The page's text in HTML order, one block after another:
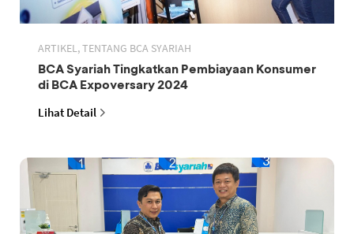
ARTIKEL, TENTANG BCA SYARIAH
BCA Syariah Tingkatkan Pembiayaan Konsumer
di BCA Expoversary 2024
Lihat Detail